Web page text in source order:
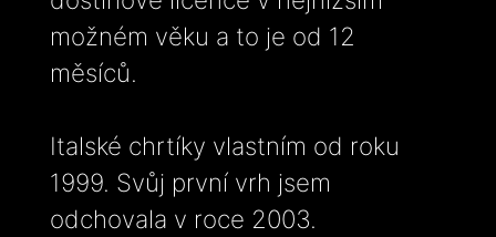
možném věku a to je od 12
měsíců.
Italské chrtíky vlastním od roku
1999. Svůj první vrh jsem
odchovala v roce 2003.